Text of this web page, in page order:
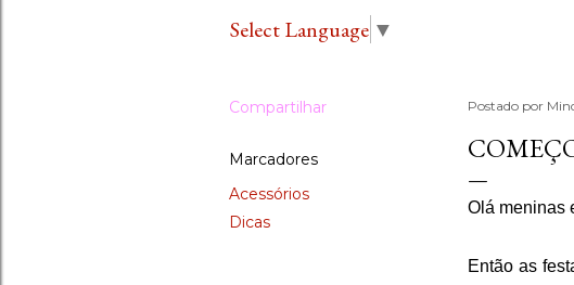
Select Language ▼
Compartilhar
Marcadores
Acessórios
Dicas
Postado por
Olá meninas
Então as